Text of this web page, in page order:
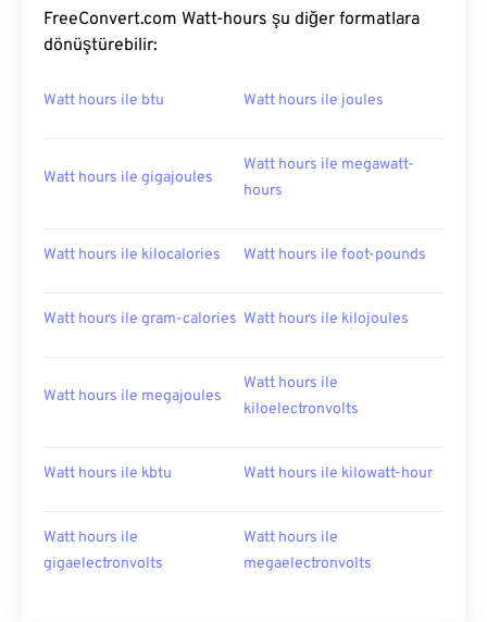
FreeConvert.com Watt-hours şu diğer formatlara
dönüştürebilir:
Watt hours ile btu Watt hours ile joules
Watt hours ile gigajoules
Watt hours ile megawatt-
hours
Watt hours ile kilocalories Watt hours ile foot-pounds
Watt hours ile gram-calories Watt hours ile kilojoules
Watt hours ile megajoules
Watt hours ile
kiloelectronvolts
Watt hours ile kbtu Watt hours ile kilowatt-hour
Watt hours ile
gigaelectronvolts
Watt hours ile
megaelectronvolts